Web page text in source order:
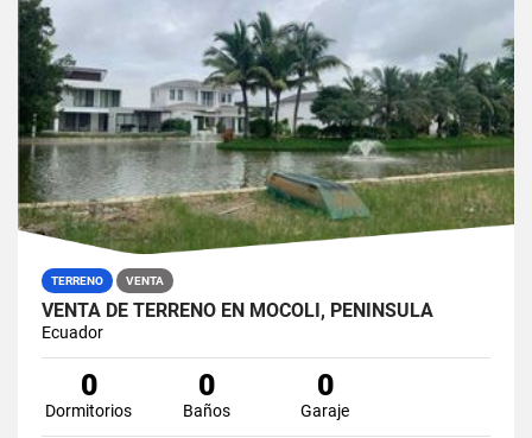
TERRENO VENTA
VENTA DE TERRENO EN MOCOLI, PENÍNSULA
Ecuador
0
Dormitorios
0
Baños
0
Garaje